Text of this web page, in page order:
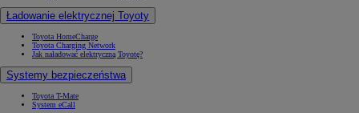
Ładowanie elektrycznej Toyoty
Toyota HomeCharge
Toyota Charging Network
Jak naładować elektryczną Toyotę?
Systemy bezpieczeństwa
Toyota T-Mate
System eCall